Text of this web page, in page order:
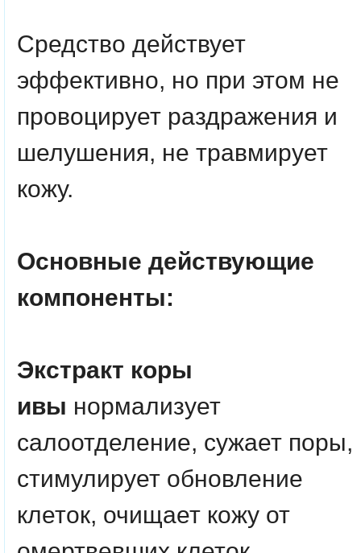
Средство действует
эффективно, но при этом не
провоцирует раздражения и
шелушения, не травмирует
кожу.
Основные действующие
компоненты:
Экстракт коры
ивы нормализует
салоотделение, сужает поры,
стимулирует обновление
клеток, очищает кожу от